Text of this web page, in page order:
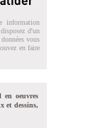
information
d'un
vous
en faire
en oeuvres
et dessins,